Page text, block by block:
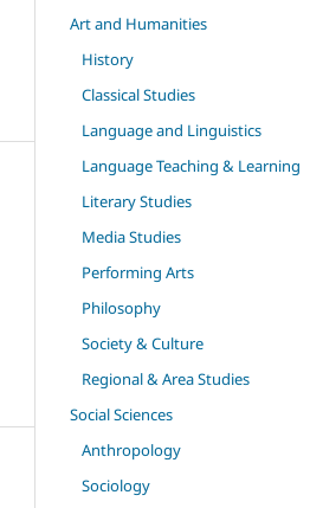
Art and Humanities
History
Classical Studies
Language and Linguistics
Language Teaching & Learning
Literary Studies
Media Studies
Performing Arts
Philosophy
Society & Culture
Regional & Area Studies
Social Sciences
Anthropology
Sociology